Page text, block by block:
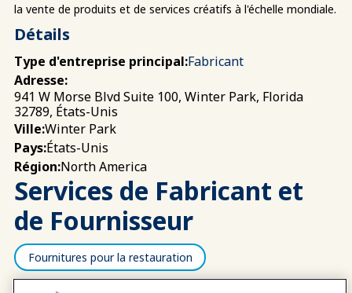
la vente de produits et de services créatifs à l'échelle mondiale.
Détails
Type d'entreprise principal:Fabricant
Adresse:
941 W Morse Blvd Suite 100, Winter Park, Florida
32789, États-Unis
Ville:Winter Park
Pays:États-Unis
Région:North America
Services de Fabricant et
de Fournisseur
Fournitures pour la restauration